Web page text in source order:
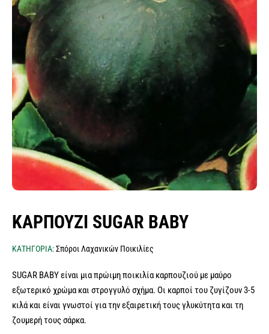
ποικιλιών λαχανικών
σπόροι αρωματικών & βότανα
σπόροι βιομηχανίας τροφίμων
κοκκάρι σποράς
σκόρδο σποράς
σπόροι δημητριακών
πατατόσπορος
σπόροι baby leaf μicro green εdible flowers
σπόροι λειμώνες - μίγματα
ΚΑΡΠΟΥΖΙ SUGAR BABY
ΚΑΤΗΓΟΡΙΑ:Σπόροι Λαχανικών Ποικιλίες
SUGAR BABY είναι μια πρώιμη ποικιλία καρπουζιού με μαύρο
εξωτερικό χρώμα και στρογγυλό σχήμα. Οι καρποί του ζυγίζουν 3-5
κιλά και είναι γνωστοί για την εξαιρετική τους γλυκύτητα και τη
ζουμερή τους σάρκα.